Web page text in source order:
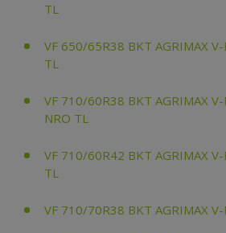
TL
VF 650/65R38 BKT AGRIMAX
TL
VF 710/60R38 BKT AGRIMAX
NRO TL
VF 710/60R42 BKT AGRIMAX
TL
VF 710/70R38 BKT AGRIMAX